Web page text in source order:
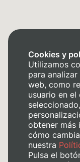
Cookies y
Utilizamos
para
web, como
usuario en
obtener más
cómo
nuestra
Pulsa el